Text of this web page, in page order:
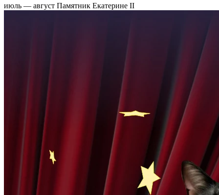
июль — август Памятник Екатерине II